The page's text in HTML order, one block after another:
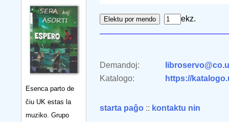
Esenca parto de
ĉiu UK estas la
muziko. Grupo
ekz.
Demandoj:
Katalogo:
https://
starta paĝo :: kontaktu nin